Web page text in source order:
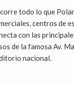
todo lo que
centros de
con las
de la famosa Av.
nacional.